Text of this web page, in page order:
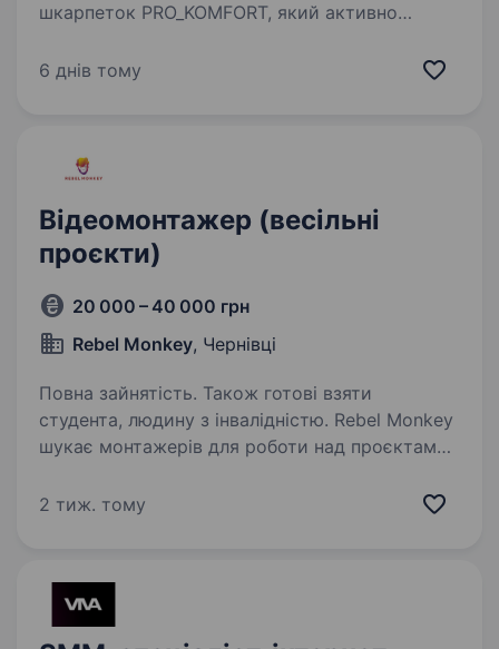
шкарпеток PRO_KOMFORT, який активно
Instagram і TikTok. Шукаємо в команду
6 днів тому
Відеомонтажер (весільні
проєкти)
20 000 – 40 000 грн
Rebel Monkey, Чернівці
Повна зайнятість. Також готові взяти
студента, людину з інвалідністю. Rebel Monkey
шукає монтажерів для роботи над проєктами
в Чернівцях та Лос-Анджелесі, яка працює над
2 тиж. тому